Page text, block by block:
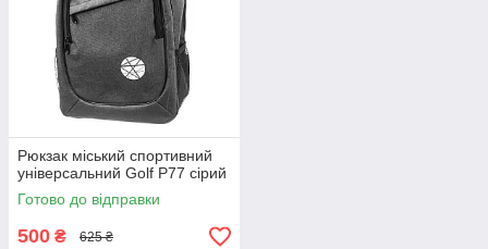
Рюкзак міський спортивний
універсальний Golf P77 сірий
Готово до відправки
500 ₴ 625 ₴